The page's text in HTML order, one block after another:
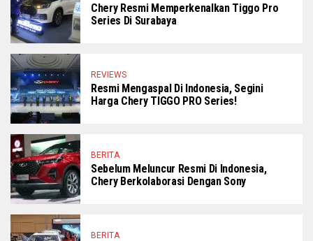
Chery Resmi Memperkenalkan Tiggo Pro
Series Di Surabaya
REVIEWS
Resmi Mengaspal Di Indonesia, Segini
Harga Chery TIGGO PRO Series!
BERITA
Sebelum Meluncur Resmi Di Indonesia,
Chery Berkolaborasi Dengan Sony
BERITA